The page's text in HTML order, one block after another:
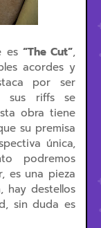
es “The Cut”,
acordes y
por ser
sus riffs se
obra tiene
su premisa
única,
podremos
es una pieza
hay destellos
sin duda es